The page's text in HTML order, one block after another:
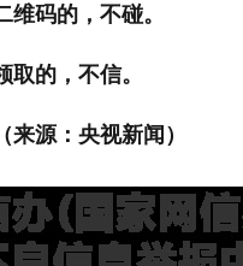
码的，不碰。
的，不信。
源：央视新闻）